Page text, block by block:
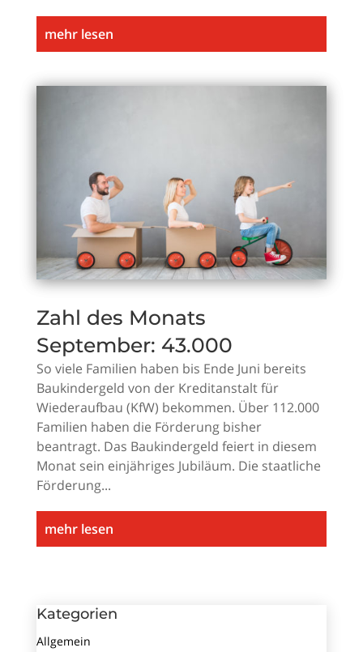
mehr lesen
Zahl des Monats
September: 43.000
So viele Familien haben bis Ende Juni bereits
Baukindergeld von der Kreditanstalt für
Wiederaufbau (KfW) bekommen. Über 112.000
Familien haben die Förderung bisher
beantragt. Das Baukindergeld feiert in diesem
Monat sein einjähriges Jubiläum. Die staatliche
Förderung...
mehr lesen
Kategorien
Allgemein